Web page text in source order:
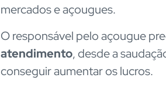
mercados e açougues.
O responsável pelo açougue
atendimento, desde a
conseguir aumentar os lucros.